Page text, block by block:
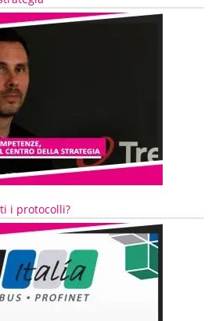
i protocolli?